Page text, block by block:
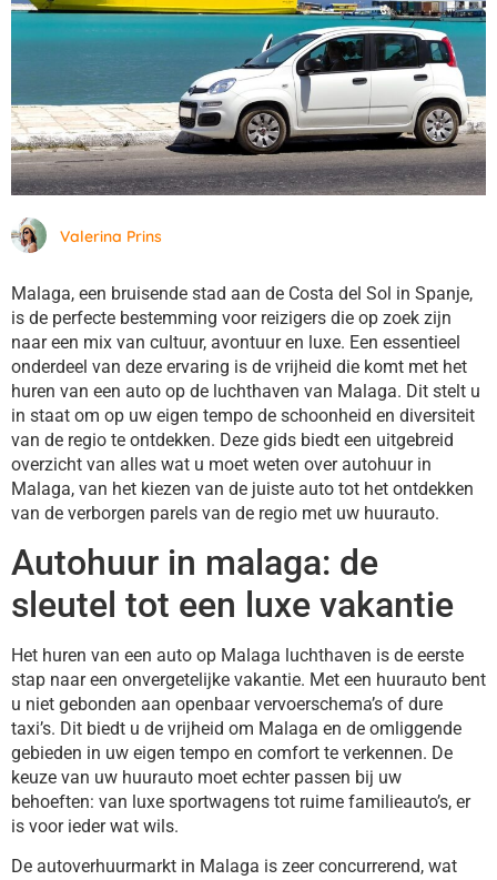
Valerina Prins
Malaga, een bruisende stad aan de Costa del Sol in Spanje,
is de perfecte bestemming voor reizigers die op zoek zijn
naar een mix van cultuur, avontuur en luxe. Een essentieel
onderdeel van deze ervaring is de vrijheid die komt met het
huren van een auto op de luchthaven van Malaga. Dit stelt u
in staat om op uw eigen tempo de schoonheid en diversiteit
van de regio te ontdekken. Deze gids biedt een uitgebreid
overzicht van alles wat u moet weten over autohuur in
Malaga, van het kiezen van de juiste auto tot het ontdekken
van de verborgen parels van de regio met uw huurauto.
Autohuur in malaga: de
sleutel tot een luxe vakantie
Het huren van een auto op Malaga luchthaven is de eerste
stap naar een onvergetelijke vakantie. Met een huurauto bent
u niet gebonden aan openbaar vervoerschema’s of dure
taxi’s. Dit biedt u de vrijheid om Malaga en de omliggende
gebieden in uw eigen tempo en comfort te verkennen. De
keuze van uw huurauto moet echter passen bij uw
behoeften: van luxe sportwagens tot ruime familieauto’s, er
is voor ieder wat wils.
De autoverhuurmarkt in Malaga is zeer concurrerend, wat